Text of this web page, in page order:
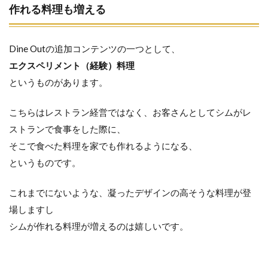
作れる料理も増える
Dine Outの追加コンテンツの一つとして、
エクスペリメント（経験）料理
というものがあります。
こちらはレストラン経営ではなく、お客さんとしてシムがレ
ストランで食事をした際に、
そこで食べた料理を家でも作れるようになる、
というものです。
これまでにないような、凝ったデザインの高そうな料理が登
場しますし
シムが作れる料理が増えるのは嬉しいです。